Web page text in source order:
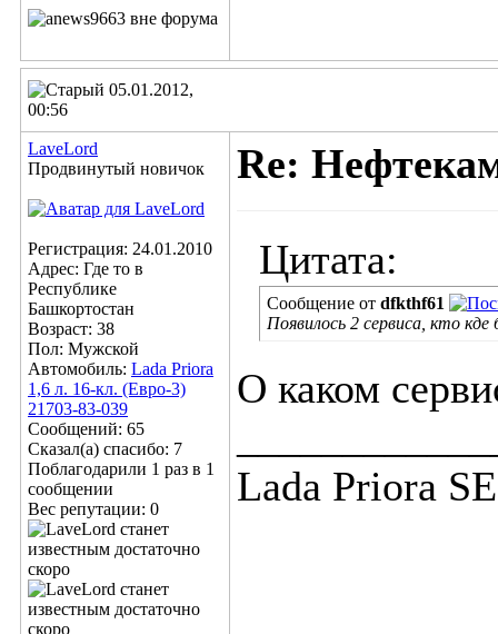
05.01.2012,
00:56
LaveLord
Продвинутый новичок
Регистрация: 24.01.2010
Адрес: Где то в
Республике
Башкортостан
Возраст: 38
Пол: Мужской
Автомобиль: Lada Priora
1,6 л. 16-кл. (Евро-3)
21703-83-039
Сообщений: 65
Сказал(а) спасибо: 7
Поблагодарили 1 раз в 1
сообщении
Вес репутации: 0
Re:
Цитата:
Сообщение от dfkthf61
Появилось 2 сервиса, кто кде
О каком
Lada Priora SE